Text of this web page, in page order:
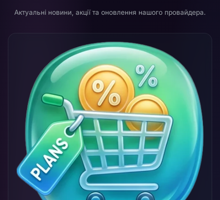
Актуальні новини, акції та оновлення нашого провайдера.